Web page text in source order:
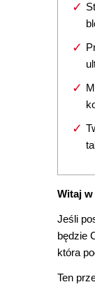
Witaj w
Jeśli
będzie
która
Ten